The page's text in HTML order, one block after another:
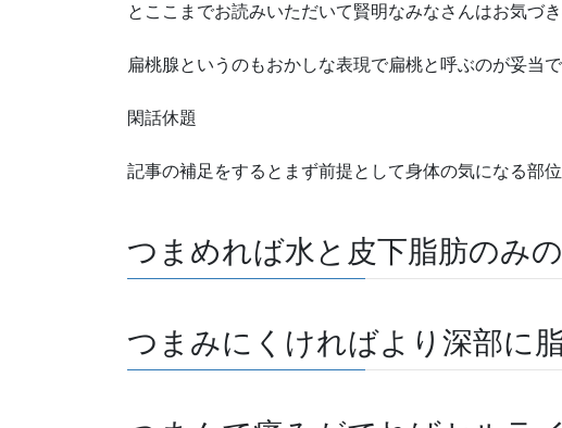
とここまでお読みいただいて賢明なみなさんはお気づ
扁桃腺というのもおかしな表現で扁桃と呼ぶのが妥当
閑話休題
記事の補足をするとまず前提として身体の気になる部
つまめれば水と皮下脂肪のみ
つまみにくければより深部に